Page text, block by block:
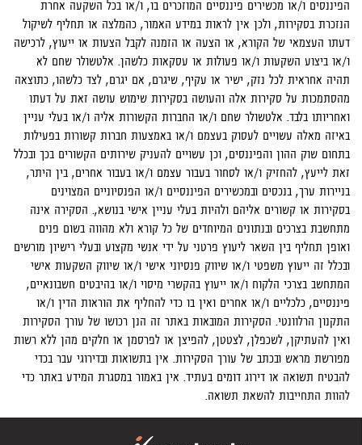
הפיננסים ו/או מכשירים פיננסיים המוזכרים בו, ו/או בכל השקעה אחרת
הנזכרת בסקירות, ולכן אין לראות במידע האמור, כהמלצה או תחליף לשיקול
דעתו העצמאי של הקורא, או הצעה או הזמנה לקבל הצעות או ייעוץ, לרכישה
ו/או ביצוע השקעות ו/או פעולות או עסקאות כלשהן. אלטשולר שחם לא
תהיה אחראית לכל נזק, ישיר או עקיף, שיגרם, אם יגרם, לצד כלשהו, כתוצאה
מהסתמכות על סקירות אלה והעושה בסקירות שימוש עושה זאת על דעתו
ואחריותו בלבד. אלטשולר שחם ו/או החברות הקשורות אליה ו/או בעלי עניין
באיזה מאלה עשויים לעסוק בעצמם ו/או באמצעות חברות קשורות בפעילות
בתחום שוק ההון והפיננסים, וכן עשויים להעניק שירותים הקשורים בכך ובכלל
זאת לייעץ, להחזיק ו/או לסחור בעבור עצמם ו/או בעבור אחרים, בין היתר,
בניירות ערך, בנכסים ובמכשירים הפיננסיים ו/או הפנסיוניים המצוינים
בסקירות או קשורים אליהם ולהיות בעלי עניין אישי בנושא,. הסקירה אינה
מתחשבת בצרכים ובנתונים המיוחדים של כל קורא ולא מהווה בשום פנים
ואופן תחליף בין השאר ליעוץ פרטני על ידי אנשי מקצוע ובעלי רישיון מורשים
ובכלל זה ייעוץ משפטי ו/או שיווק פנסיוני אישי ו/או שיווק השקעות אישי
המתחשב בצרכי הלקוח ו/או ייעוץ בהקשרי מיסוי ו/או בהיבטים חשבונאיים,
פיננסיים, כלכליים ו/או אחרים ואין בו כדי להחליף את הוראות הדין ו/או
התקנון הרלוונטי. הסקירות המובאות באתר זה הנן רכושו של עורך הסקירות
ואין להעתיקן, לשכפלן, לצטטן, להפיצן או לפרסמן או חלקים מהן ללא רשות
מפורשת מראש ובכתב של עורך הסקירות. אין בתשואות ובדירוגי עבר בכדי
להבטיח תשואה או דירוג דומים בעתיד. אין באמור במסגרת המידע באתר כדי
להוות התחייבות להשאת תשואה.